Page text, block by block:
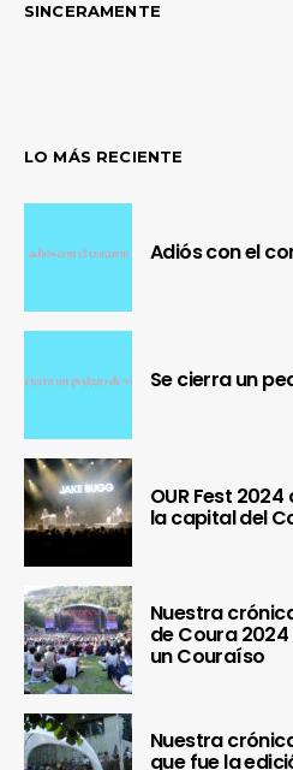
SINCERAMENTE
LO MÁS RECIENTE
Adiós con el
Se cierra un
OUR Fest
la capital del
Nuestra
de Coura
un Couraíso
Nuestra
que fue la